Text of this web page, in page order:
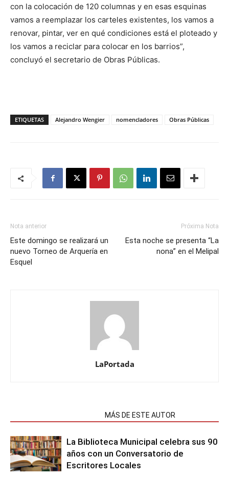
con la colocación de 120 columnas y en esas esquinas
vamos a reemplazar los carteles existentes, los vamos a
renovar, pintar, ver en qué condiciones está el ploteado y
los vamos a reciclar para colocar en los barrios”,
concluyó el secretario de Obras Públicas.
ETIQUETAS Alejandro Wengier nomencladores Obras Públicas
Nota anterior
Este domingo se realizará un
nuevo Torneo de Arquería en
Esquel
Próxima Nota
Esta noche se presenta “La
nona” en el Melipal
LaPortada
MÁS DE ESTE AUTOR
La Biblioteca Municipal celebra sus 90
años con un Conversatorio de
Escritores Locales